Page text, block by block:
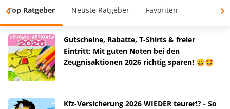
Top Ratgeber Neuste Ratgeber Favoriten
Gutscheine, Rabatte, T-Shirts & freier
Eintritt: Mit guten Noten bei den
Zeugnisaktionen 2026 richtig sparen! 😀🤩
Kfz-Versicherung 2026 WIEDER teurer!? - So